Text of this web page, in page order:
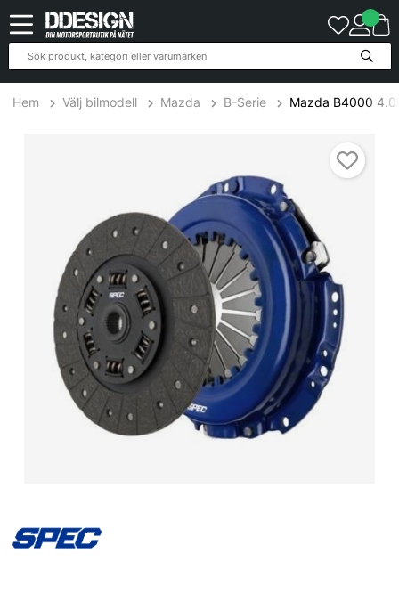
Hem Välj bilmodell Mazda B-Serie Mazda B4000